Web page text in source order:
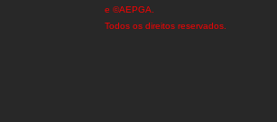
e ©AEPGA.
Todos os direitos reservados.